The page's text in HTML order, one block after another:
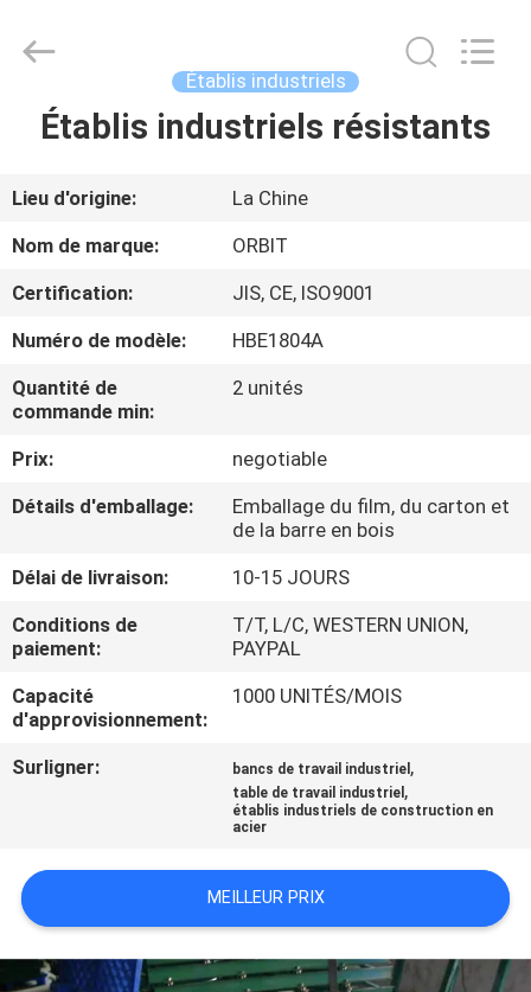
MAISON
PRODUITS
AU
DE
NOUS
VISITE
D'USINE
CONTRÔLE
DE
QUALITÉ
NOUS
NOUVELLES
CAS
ORBIT
Metal
Établis industriels
Établis industriels résistants
Lieu d'origine:
La Chine
Nom de marque:
ORBIT
Certification:
JIS, CE, ISO9001
Numéro de modèle:
HBE1804A
Quantité de
commande min:
2 unités
Prix:
negotiable
Détails d'emballage:
Emballage du film, du carton et
de la barre en bois
Délai de livraison:
10-15 JOURS
Conditions de
paiement:
T/T, L/C, WESTERN UNION,
PAYPAL
Capacité
d'approvisionnement:
1000 UNITÉS/MOIS
Surligner: bancs de travail industriel ,
table de travail industriel ,
établis industriels de construction en
acier
MEILLEUR PRIX